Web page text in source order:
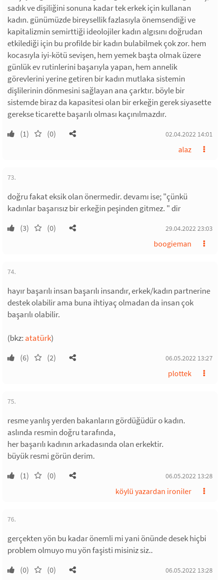
sadık ve dişiliğini sonuna kadar tek erkek için kullanan
kadın. günümüzde bireysellik fazlasıyla önemsendiği ve
kapitalizmin semirttiği ideolojiler kadın algısını doğrudan
etkilediği için bu profilde bir kadın bulabilmek çok zor. hem
kocasıyla iyi-kötü sevişen, hem yemek başta olmak üzere
günlük ev rutinlerini başarıyla yapan, hem annelik
görevlerini yerine getiren bir kadın mutlaka sistemin
dişlilerinin dönmesini sağlayan ana çarktır. böyle bir
sistemde biraz da kapasitesi olan bir erkeğin gerek siyasette
gerekse ticarette başarılı olması kaçınılmazdır.
(1) (0) 02.04.2022 14:01
alaz
73.
doğru fakat eksik olan önermedir. devamı ise; "çünkü
kadınlar başarısız bir erkeğin peşinden gitmez. " dir
(3) (0) 29.04.2022 23:03
boogieman
74.
hayır başarılı insan başarılı insandır, erkek/kadın partnerine
destek olabilir ama buna ihtiyaç olmadan da insan çok
başarılı olabilir.
(bkz: atatürk)
(6) (2) 06.05.2022 13:27
plottek
75.
resme yanlış yerden bakanların gördüğüdür o kadın.
aslında resmin doğru tarafında,
her başarılı kadının arkadasında olan erkektir.
büyük resmi görün derim.
(1) (0) 06.05.2022 13:28
köylü yazardan ironiler
76.
gerçekten yön bu kadar önemli mi yani önünde desek hiçbi
problem olmuyo mu yön faşisti misiniz siz..
(0) (0) 06.05.2022 13:28